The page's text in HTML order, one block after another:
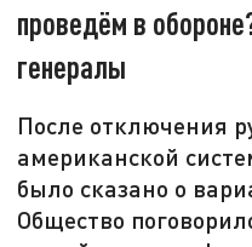
проведём в
генералы
После отключения
американской
было сказано о
Общество